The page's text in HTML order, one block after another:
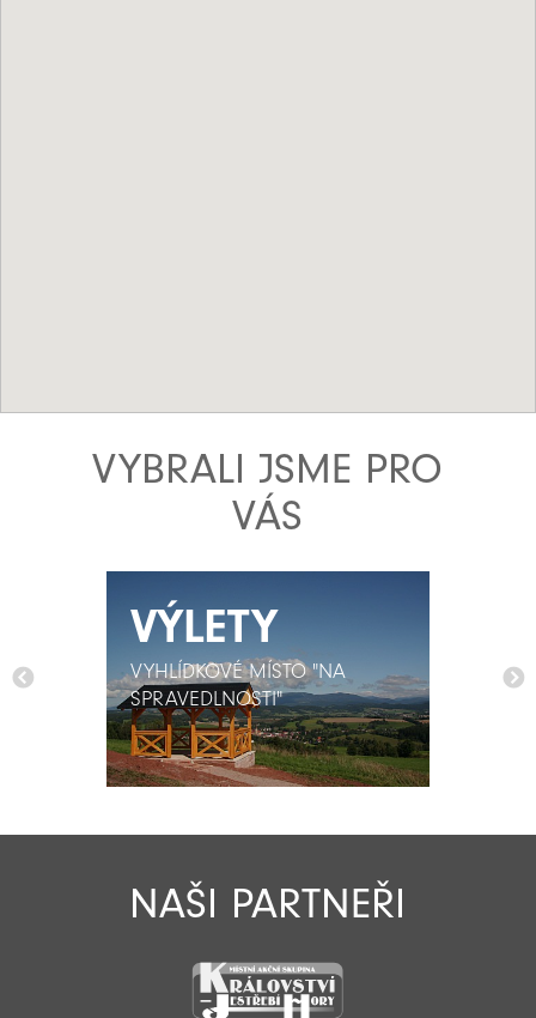
VYBRALI JSME PRO
VÁS
VÝLETY
VYHLÍDKOVÉ MÍSTO "NA
SPRAVEDLNOSTI"
VÝLETY
VYHLÍDKOVÉ MÍSTO "NA
SPRAVEDLNOSTI"
NAŠI PARTNEŘI